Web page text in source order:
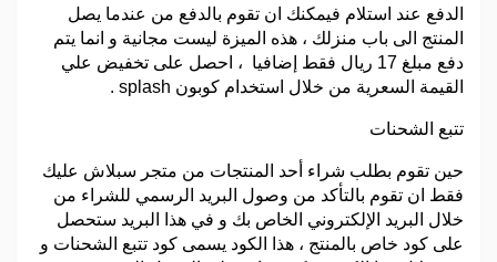
الدفع عند استلام فيمكنك ان تقوم بالدفع من عندما يصل
المنتج الى باب منزلك ، هذه الميزة ليست مجانية و انما يتم
دفع مبلغ 17 ريال فقط إضافيا ، احصل على تخفيض علي
القيمة السعرية من خلال استخدام كوبون splash .
تتبع الشحنات
حين تقوم بطلب شراء أحد المنتجات من متجر سبلاش عليك
فقط ان تقوم بالتأكد من وصول البريد الرسمي للشراء من
خلال البريد الإلكتروني الخاص بك و في هذا البريد ستحصل
على كود خاص بالمنتج ، هذا الكود يسمى كود تتبع الشحنات و